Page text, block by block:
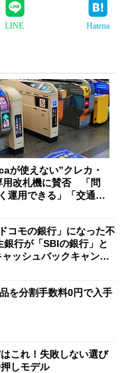
LINE Hatena
が使えない”クレカ・
用改札機に賛否 「問
運用できる」「交通系I
コモの銀行」になった不
行が「SBIの銀行」と
ッシュバックキャンペ
を分割手数料0円で入手
これ！失敗しない選び
しモデル